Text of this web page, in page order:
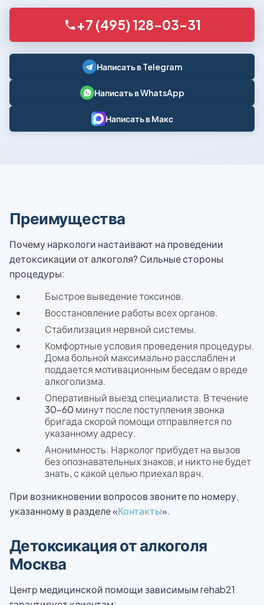
+7 (495) 128-03-31
Написать в Telegram
Написать в WhatsApp
Написать в Макс
Преимущества
Почему наркологи настаивают на проведении
детоксикации от алкоголя? Сильные стороны
процедуры:
Быстрое выведение токсинов.
Восстановление работы всех органов.
Стабилизация нервной системы.
Комфортные условия проведения процедуры.
Дома больной максимально расслаблен и
поддается мотивационным беседам о вреде
алкоголизма.
Оперативный выезд специалиста. В течение
30-60 минут после поступления звонка
бригада скорой помощи отправляется по
указанному адресу.
Анонимность. Нарколог прибудет на вызов
без опознавательных знаков, и никто не будет
знать, с какой целью приехал врач.
При возникновении вопросов звоните по номеру,
указанному в разделе «Контакты».
Детоксикация от алкоголя
Москва
Центр медицинской помощи зависимым rehab21